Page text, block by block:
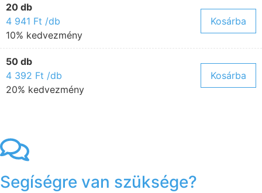
20 db
4 941 Ft /db
10% kedvezmény
Kosárba
50 db
4 392 Ft /db
20% kedvezmény
Kosárba
Segíségre van szüksége?